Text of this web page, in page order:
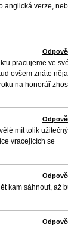
anglická verze,
pracujeme ve
ovšem znáte
na honorář
mít tolik
vracejících se
kam sáhnout, až